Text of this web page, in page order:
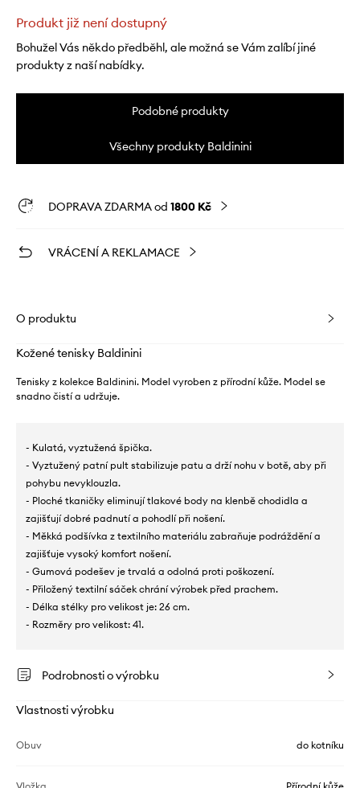
Produkt již není dostupný
Bohužel Vás někdo předběhl, ale možná se Vám zalíbí jiné
produkty z naší nabídky.
Podobné produkty
Všechny produkty Baldinini
DOPRAVA ZDARMA od 1800 Kč
VRÁCENÍ A REKLAMACE
O produktu
Kožené tenisky Baldinini
Tenisky z kolekce Baldinini. Model vyroben z přírodní kůže. Model se
snadno čistí a udržuje.
- Kulatá, vyztužená špička.
- Vyztužený patní pult stabilizuje patu a drží nohu v botě, aby při
pohybu nevyklouzla.
- Ploché tkaničky eliminují tlakové body na klenbě chodidla a
zajišťují dobré padnutí a pohodlí při nošení.
- Měkká podšívka z textilního materiálu zabraňuje podráždění a
zajišťuje vysoký komfort nošení.
- Gumová podešev je trvalá a odolná proti poškození.
- Přiložený textilní sáček chrání výrobek před prachem.
- Délka stélky pro velikost je: 26 cm.
- Rozměry pro velikost: 41.
Podrobnosti o výrobku
Vlastnosti výrobku
Obuv do kotníku